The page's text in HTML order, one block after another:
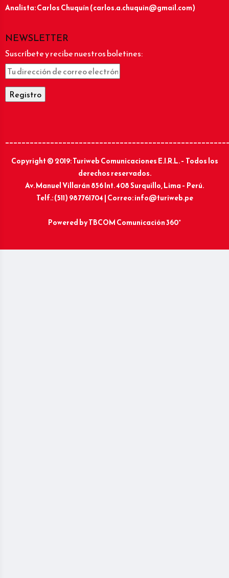
Analista: Carlos Chuquín (carlos.a.chuquin@gmail.com)
NEWSLETTER
Suscríbete y recibe nuestros boletines:
Copyright © 2019: Turiweb Comunicaciones E.I.R.L. – Todos los
derechos reservados.
Av. Manuel Villarán 856 Int. 408 Surquillo, Lima – Perú.
Telf.: (511) 987761704 | Correo: info@turiweb.pe
Powered byTBCOM Comunicación 360°